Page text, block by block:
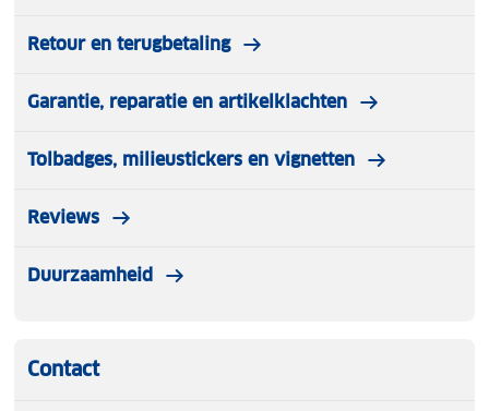
Retour en terugbetaling
Garantie, reparatie en artikelklachten
Tolbadges, milieustickers en vignetten
Reviews
Duurzaamheid
Contact